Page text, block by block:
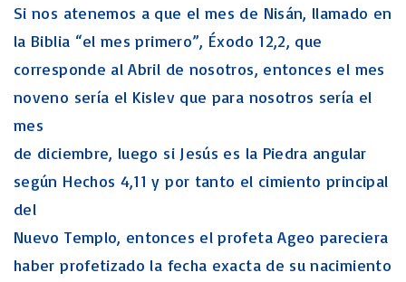
Si nos atenemos a que el mes de Nisán, llamado en
la Biblia “el mes primero”, Éxodo 12,2, que
corresponde al Abril de nosotros, entonces el mes
noveno sería el Kislev que para nosotros sería el
mes
de diciembre, luego si Jesús es la Piedra angular
según Hechos 4,11 y por tanto el cimiento principal
del
Nuevo Templo, entonces el profeta Ageo pareciera
haber profetizado la fecha exacta de su nacimiento